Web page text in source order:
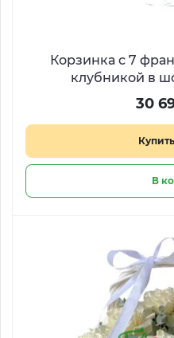
Корзинка с 7
клубникой в
30
В